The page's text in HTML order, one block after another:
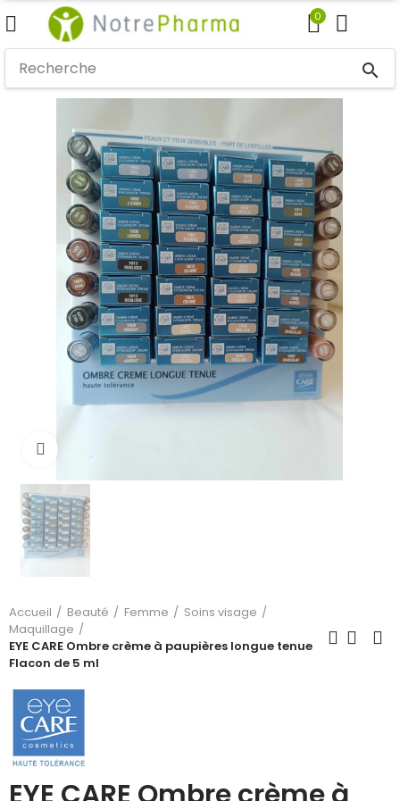
0
search
Accueil Beauté Femme
Soins visage
Maquillage
EYE CARE Ombre crème à paupières longue tenue
Flacon de 5 ml